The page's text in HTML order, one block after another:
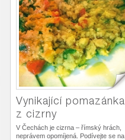
Vynikající pomazánka
z cizrny
V Čechách je cizrna – římský hrách,
neprávem opomíjená. Podívejte se na